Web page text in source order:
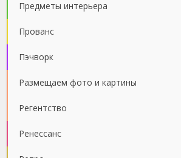
Предметы интерьера
Прованс
Пэчворк
Размещаем фото и картины
Регентство
Ренессанс